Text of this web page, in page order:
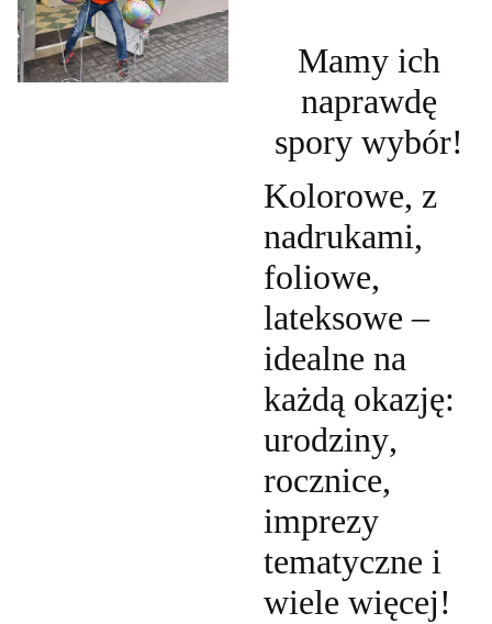
Mamy ich
naprawdę
spory wybór!
Kolorowe, z
nadrukami,
foliowe,
lateksowe –
idealne na
każdą okazję:
urodziny,
rocznice,
imprezy
tematyczne i
wiele więcej!